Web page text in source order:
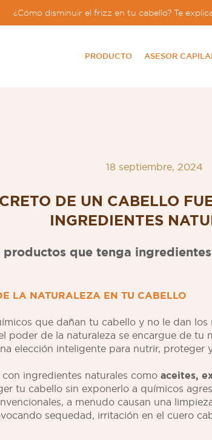
¿Cómo disminuir el frizz en tu cabello? Te
PRODUCTO ASESOR
18 septiembre, 2024
DE UN CABELLO
INGREDIENTES
productos que tenga
LA NATURALEZA EN TU CABELLO
que dañan tu cabello y no le dan
poder de la naturaleza se encargue de tu
elección inteligente para nutrir, proteger
ingredientes naturales como aceites,
tu cabello sin exponerlo a químicos
a menudo causan una
sequedad, irritación en el cuero